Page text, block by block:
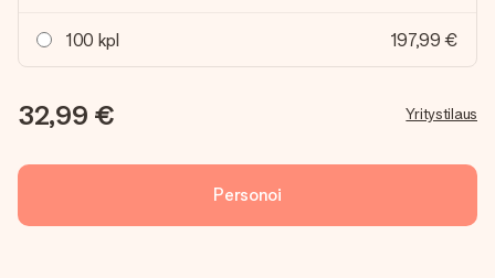
100 kpl 197,99 €
32,99 € Yritystilaus
Personoi